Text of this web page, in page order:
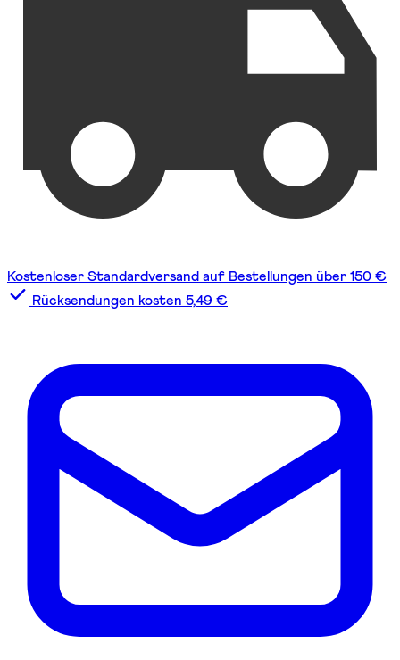
Kostenloser Standardversand auf Bestellungen über 150 €
Rücksendungen kosten 5,49 €